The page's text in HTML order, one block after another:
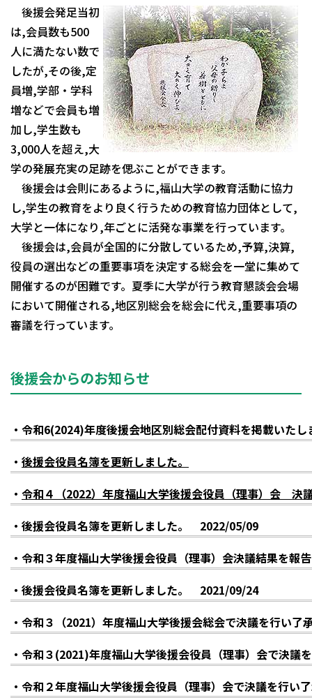
後援会発足当初
は,会員数も500
人に満たない数で
したが,その後,定
員増,学部・学科
増などで会員も増
加し,学生数も
3,000人を超え,大
学の発展充実の足跡を偲ぶことができます。
後援会は会則にあるように,福山大学の教育活動に協力
し,学生の教育をより良く行うための教育協力団体として,
大学と一体になり,年ごとに活発な事業を行っています。
後援会は,会員が全国的に分散しているため,予算,決算,
役員の選出などの重要事項を決定する総会を一堂に集めて
開催するのが困難です。夏季に大学が行う教育懇談会会場
において開催される,地区別総会を総会に代え,重要事項の
審議を行っています。
後援会からのお知らせ
・令和6(2024)年度後援会地区別総会配付資料を掲載いた
・ 後援会役員名簿を更新しました。
・ 令和４（2022）年度福山大学後援会役員（理事）会 決
・後援会役員名簿を更新しました。 2022/05/09
・令和３年度福山大学後援会役員（理事）会決議結果を
・後援会役員名簿を更新しました。 2021/09/24
・令和３（2021）年度福山大学後援会総会で決議を行い
・令和３(2021)年度福山大学後援会役員（理事）会で決
・令和２年度福山大学後援会役員（理事）会で決議を行